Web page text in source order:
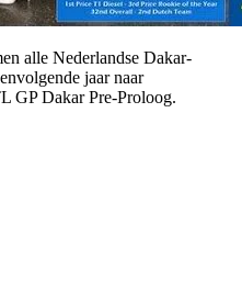
alle Nederlandse Dakar-
jaar naar
GP Dakar Pre-Proloog.